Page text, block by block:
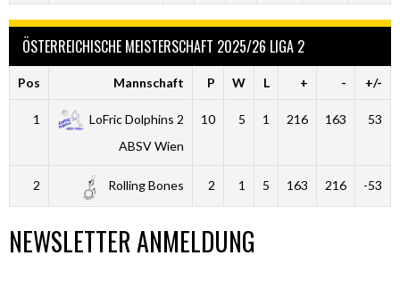
ÖSTERREICHISCHE MEISTERSCHAFT 2025/26 LIGA 2
Pos Mannschaft P W L + - +/-
1
LoFric Dolphins 2
ABSV Wien
10 5 1 216 163 53
2 Rolling Bones 2 1 5 163 216 -53
NEWSLETTER ANMELDUNG